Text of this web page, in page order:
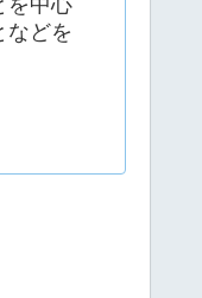
を中心
などを